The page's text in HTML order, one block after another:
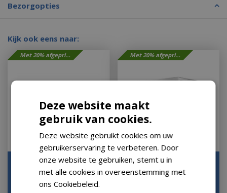
Bezorgopties
Kijk ook eens naar:
Met 20% afgeprijsd
Maranza 540x350x230
cm Matt White SUNS
Let op: bijna uitverkocht!
Met 20% afgeprijsd
Maranza 360x350x230
cm Matt White SUNS
Deze website maakt
gebruik van cookies.
Deze website gebruikt cookies om uw
gebruikerservaring te verbeteren. Door
onze website te gebruiken, stemt u in
met alle cookies in overeenstemming met
ons Cookiebeleid.